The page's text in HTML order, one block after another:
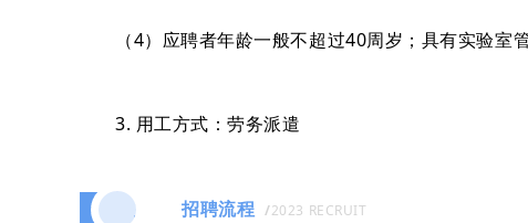
（4）应聘者年龄一般不超过40周岁；具有实验室
3. 用工方式：劳务派遣
三 招聘流程/2023 RECRUIT